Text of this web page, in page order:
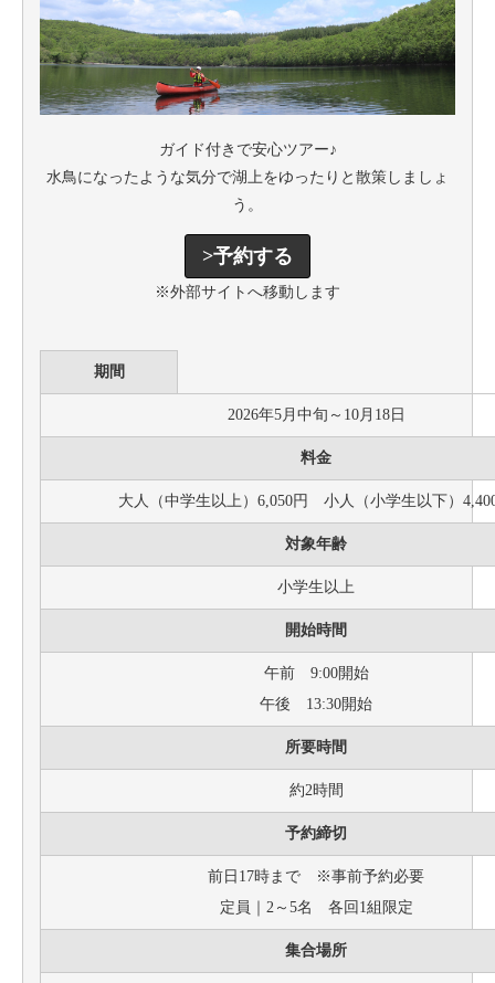
ガイド付きで安心ツアー♪
水鳥になったような気分で湖上をゆったりと散策しましょ
う。
>予約する
※外部サイトへ移動します
期間
2026年5月中旬～10月18日
料金
大人（中学生以上）6,050円 小人（小学生以下）
対象年齢
小学生以上
開始時間
午前 9:00開始
午後 13:30開始
所要時間
約2時間
予約締切
前日17時まで ※事前予約必要
定員｜2～5名 各回1組限定
集合場所